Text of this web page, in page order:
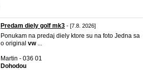
Predam diely golf mk3 - [7.8. 2026]
Ponukam na predaj diely ktore su na foto Jedna sa
o original vw...
Martin - 036 01
Dohodou